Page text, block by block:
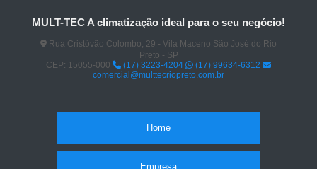
MULT-TEC A climatização ideal para o seu negócio!
Rua Cristóvão Colombo, 29 - Vila Maceno São José do Rio
Preto - SP
CEP: 15055-000
(17) 3223-4204
(17) 99634-6312
comercial@multtecriopreto.com.br
Home
Empresa